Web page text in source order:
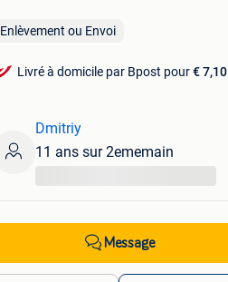
Enlèvement ou Envoi
Livré à domicile par Bpost pour€ 7,10
Dmitriy
11 ans sur 2ememain
Message